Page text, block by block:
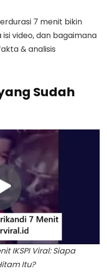
7 menit bikin
video, dan bagaimana
& analisis
Sudah
IKSPI Viral: Siapa
Itu?